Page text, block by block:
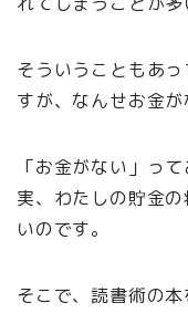
そういうこともあ
すが、なんせお金が
「お金がない」っ
実、わたしの貯金
いのです。
そこで、読書術の本